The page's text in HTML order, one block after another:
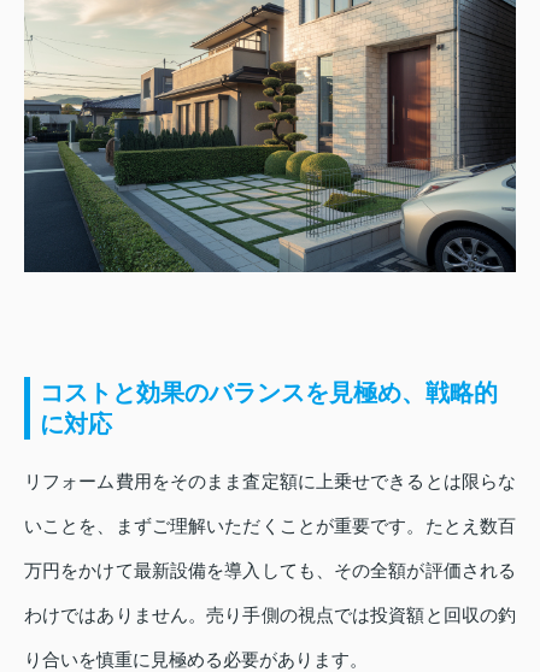
コストと効果のバランスを見極め、戦略的
に対応
リフォーム費用をそのまま査定額に上乗せできるとは限らな
いことを、まずご理解いただくことが重要です。たとえ数百
万円をかけて最新設備を導入しても、その全額が評価される
わけではありません。売り手側の視点では投資額と回収の釣
り合いを慎重に見極める必要があります。